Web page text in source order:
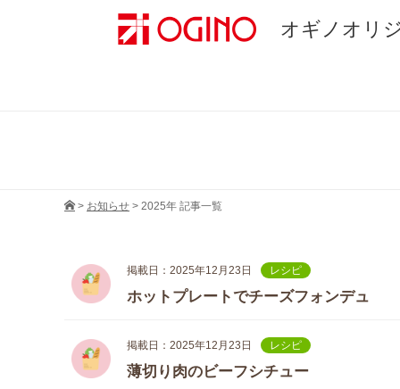
オギノオリ
> お知らせ > 2025年 記事一覧
掲載日：2025年12月23日 レシピ
ホットプレートでチーズフォンデュ
掲載日：2025年12月23日 レシピ
薄切り肉のビーフシチュー